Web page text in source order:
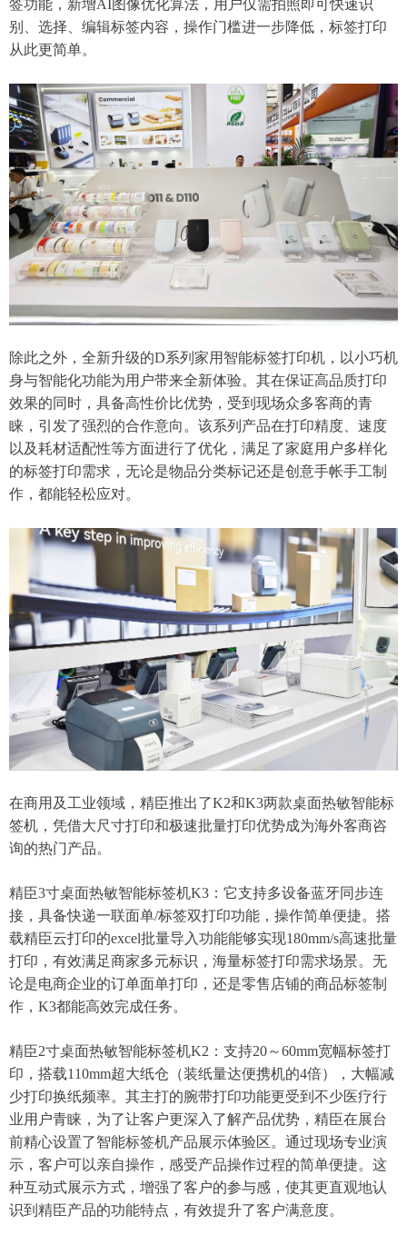
签功能，新增AI图像优化算法，用户仅需拍照即可快速识
别、选择、编辑标签内容，操作门槛进一步降低，标签打印
从此更简单。
除此之外，全新升级的D系列家用智能标签打印机，以小巧机
身与智能化功能为用户带来全新体验。其在保证高品质打印
效果的同时，具备高性价比优势，受到现场众多客商的青
睐，引发了强烈的合作意向。该系列产品在打印精度、速度
以及耗材适配性等方面进行了优化，满足了家庭用户多样化
的标签打印需求，无论是物品分类标记还是创意手帐手工制
作，都能轻松应对。
在商用及工业领域，精臣推出了K2和K3两款桌面热敏智能标
签机，凭借大尺寸打印和极速批量打印优势成为海外客商咨
询的热门产品。
精臣3寸桌面热敏智能标签机K3：它支持多设备蓝牙同步连
接，具备快递一联面单/标签双打印功能，操作简单便捷。搭
载精臣云打印的excel批量导入功能能够实现180mm/s高速批量
打印，有效满足商家多元标识，海量标签打印需求场景。无
论是电商企业的订单面单打印，还是零售店铺的商品标签制
作，K3都能高效完成任务。
精臣2寸桌面热敏智能标签机K2：支持20～60mm宽幅标签打
印，搭载110mm超大纸仓（装纸量达便携机的4倍），大幅减
少打印换纸频率。其主打的腕带打印功能更受到不少医疗行
业用户青睐，为了让客户更深入了解产品优势，精臣在展台
前精心设置了智能标签机产品展示体验区。通过现场专业演
示，客户可以亲自操作，感受产品操作过程的简单便捷。这
种互动式展示方式，增强了客户的参与感，使其更直观地认
识到精臣产品的功能特点，有效提升了客户满意度。